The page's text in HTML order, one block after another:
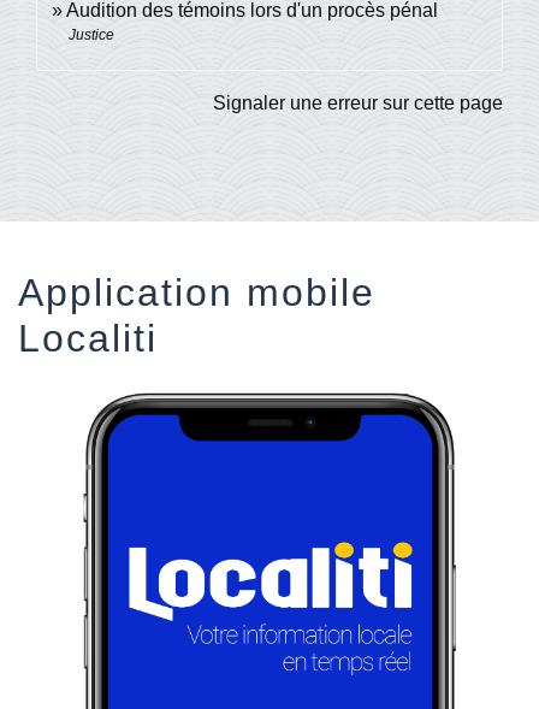
Audition des témoins lors d'un procès pénal
Justice
Signaler une erreur sur cette page
Application mobile
Localiti